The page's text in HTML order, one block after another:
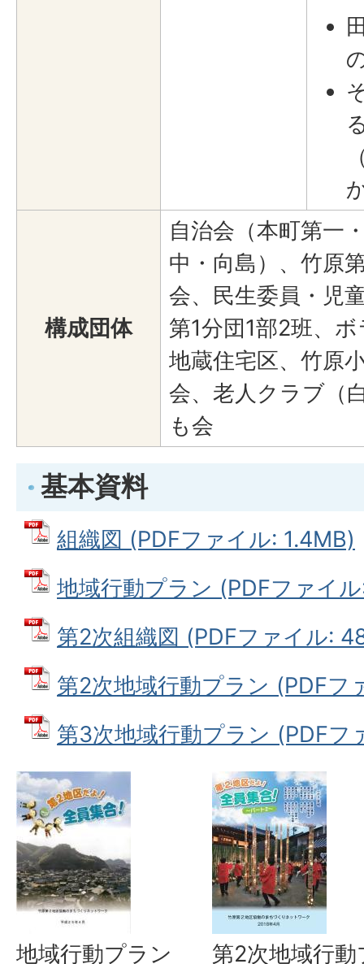
構成団体
自治会（本町第一
中・向島）、竹原
会、民生委員・児
第1分団1部2班、
地蔵住宅区、竹原
会、老人クラブ（
も会
基本資料
組織図 (PDFファイル: 1.4MB)
地域行動プラン (PDFファイ
第2次組織図 (PDFファイル:
第2次地域行動プラン (PDFフ
第3次地域行動プラン (PDFフ
地域行動プラン 第2次地域行動